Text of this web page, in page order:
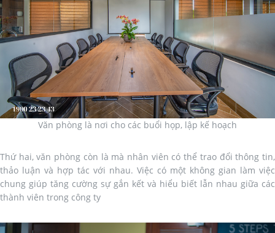
Văn phòng là nơi cho các buổi họp, lập kế hoạch
Thứ hai, văn phòng còn là mà nhân viên có thể trao đổi thông tin,
thảo luận và hợp tác với nhau. Việc có một không gian làm việc
chung giúp tăng cường sự gắn kết và hiểu biết lẫn nhau giữa các
thành viên trong công ty